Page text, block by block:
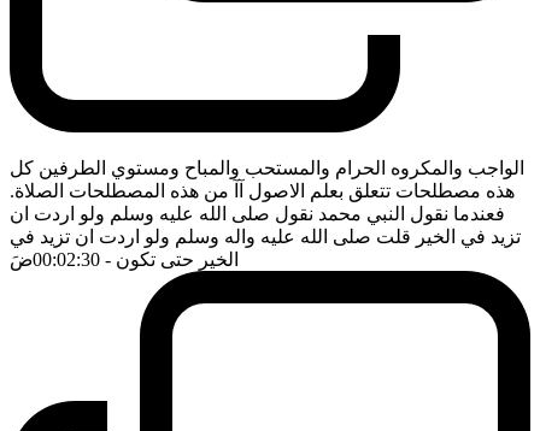
الواجب والمكروه الحرام والمستحب والمباح ومستوي الطرفين كل
هذه مصطلحات تتعلق بعلم الاصول آآ من هذه المصطلحات الصلاة.
فعندما نقول النبي محمد نقول صلى الله عليه وسلم ولو اردت ان
تزيد في الخير قلت صلى الله عليه واله وسلم ولو اردت ان تزيد في
الخير حتى تكون - 00:02:30 ضَ